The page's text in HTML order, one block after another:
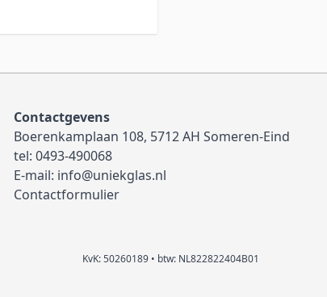
Contactgevens
Boerenkamplaan 108, 5712 AH Someren-Eind
tel: 0493-490068
E-mail: info@uniekglas.nl
Contactformulier
KvK: 50260189 • btw: NL822822404B01